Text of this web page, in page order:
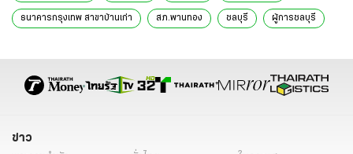
ธนาคารกรุงเทพ สาขาบ้านเก่า สภ.พานทอง ชลบุรี ผู้การชลบุรี
ข่าว